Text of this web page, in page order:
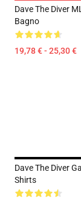
Dave The Diver
Bagno
19,78 € - 25,30 €
Dave The Diver
Shirts